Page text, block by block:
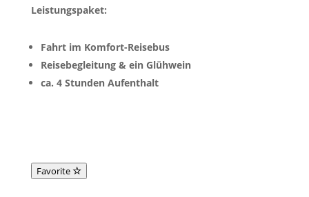
Leistungspaket:
Fahrt im Komfort-Reisebus
Reisebegleitung & ein Glühwein
ca. 4 Stunden Aufenthalt
Favorite